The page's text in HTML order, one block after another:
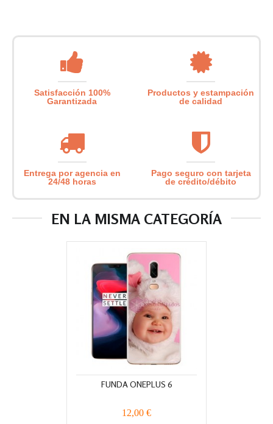
Satisfacción 100%
Garantizada
Productos y estampación
de calidad
Entrega por agencia en
24/48 horas
Pago seguro con tarjeta
de crédito/débito
EN LA MISMA CATEGORÍA
FUNDA ONEPLUS 6
12,00 €